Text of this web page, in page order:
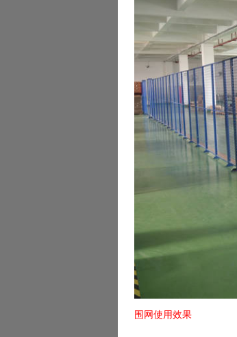
围网使用效果